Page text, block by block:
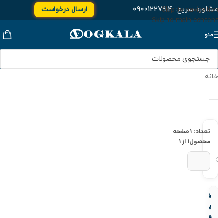
Skip to navigation
Skip to main content
مشاوره سریع:۰۹۰۰۱۲۲۷۹۱۴ ارسال درخواست
منو
خانه
تعداد: ۱
محصول
صفحه
۱ از ۱
شير
يكطرفه